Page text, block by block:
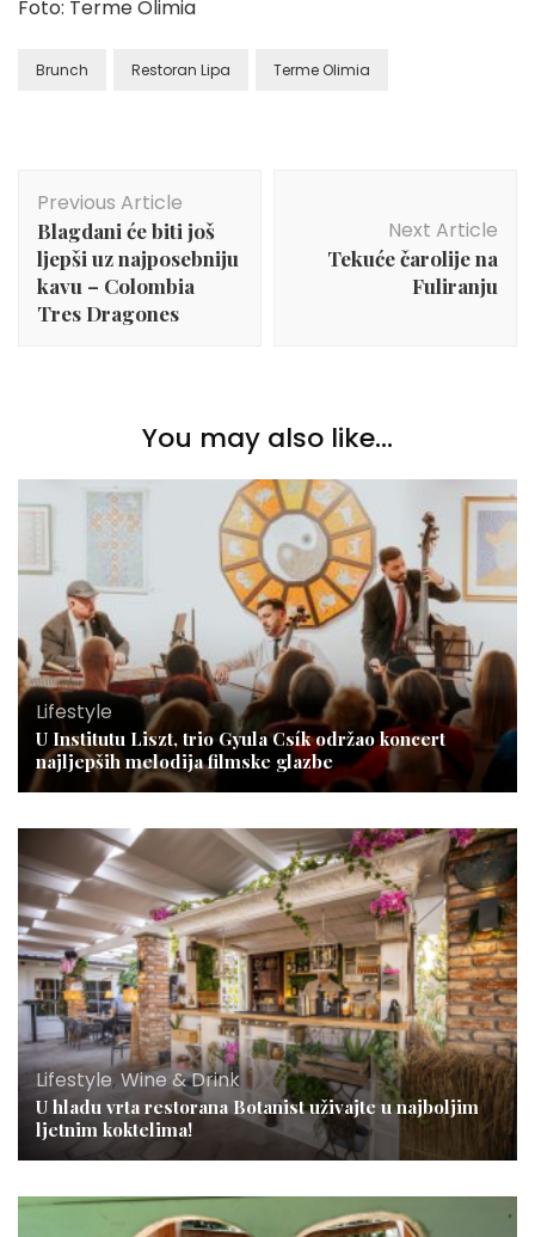
Foto: Terme Olimia
Brunch Restoran Lipa Terme Olimia
Navigation
Previous Article
Blagdani će biti još
ljepši uz najposebniju
kavu – Colombia
Tres Dragones
Next Article
Tekuće čarolije na
Fuliranju
You may also like...
Lifestyle
U Institutu Liszt, trio Gyula Csík održao koncert
najljepših melodija filmske glazbe
Lifestyle, Wine & Drink
U hladu vrta restorana Botanist uživajte u najboljim
ljetnim koktelima!